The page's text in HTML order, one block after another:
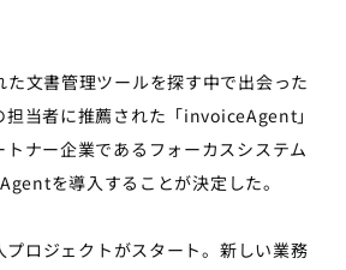
文書管理ツールを探す中で出会った
担当者に推薦された「invoiceAgent」
ナー企業であるフォーカスシステム
を導入することが決定した。
ロジェクトがスタート。新しい業務